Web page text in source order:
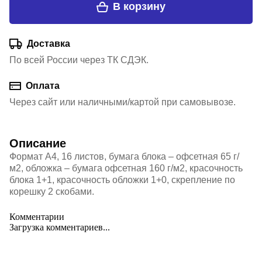
В корзину
Доставка
По всей России через ТК СДЭК.
Оплата
Через сайт или наличными/картой при самовывозе.
Описание
Формат А4, 16 листов, бумага блока – офсетная 65 г/
м2, обложка – бумага офсетная 160 г/м2, красочность
блока 1+1, красочность обложки 1+0, скрепление по
корешку 2 скобами.
Комментарии
Загрузка комментариев...